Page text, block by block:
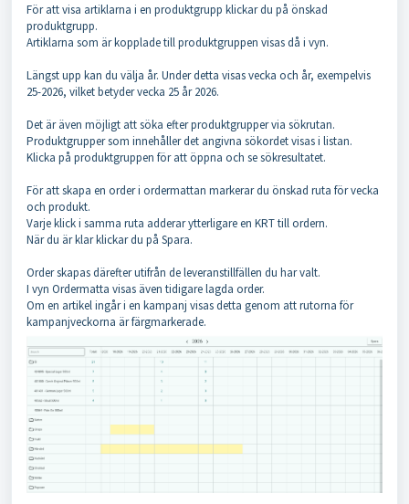
För att visa artiklarna i en produktgrupp klickar du på önskad
produktgrupp.
Artiklarna som är kopplade till produktgruppen visas då i vyn.
Längst upp kan du välja år. Under detta visas vecka och år, exempelvis
25-2026, vilket betyder vecka 25 år 2026.
Det är även möjligt att söka efter produktgrupper via sökrutan.
Produktgrupper som innehåller det angivna sökordet visas i listan.
Klicka på produktgruppen för att öppna och se sökresultatet.
För att skapa en order i ordermattan markerar du önskad ruta för vecka
och produkt.
Varje klick i samma ruta adderar ytterligare en KRT till ordern.
När du är klar klickar du på Spara.
Order skapas därefter utifrån de leveranstillfällen du har valt.
I vyn Ordermatta visas även tidigare lagda order.
Om en artikel ingår i en kampanj visas detta genom att rutorna för
kampanjveckorna är färgmarkerade.